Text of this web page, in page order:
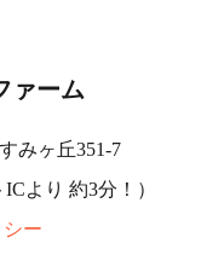
ァーム
みヶ丘351-7
より 約3分！）
ー